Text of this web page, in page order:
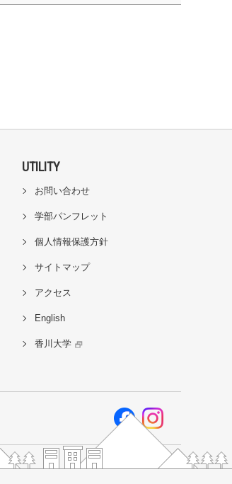
UTILITY
お問い合わせ
学部パンフレット
個人情報保護方針
サイトマップ
アクセス
English
香川大学